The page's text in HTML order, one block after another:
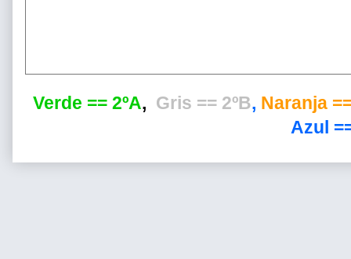
Verde == 2ºA, Gris == 2ºB, Naranja
Azul